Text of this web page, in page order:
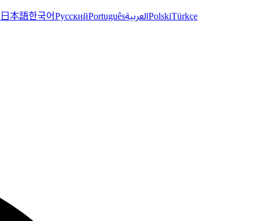
日本語한국어РусскийPortuguêsالعربيةPolskiTürkçe